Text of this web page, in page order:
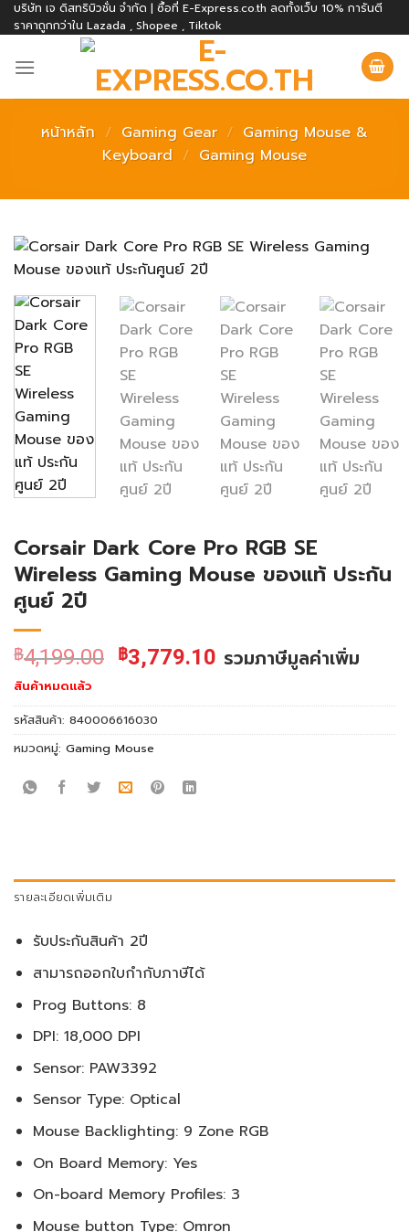
Skip
to
content
บริษัท เจ ดิสทริบิวชั่น จำกัด | ซื้อที่ E-Express.co.th ลดทั้งเว็บ 10% การันตี
ราคาถูกกว่าใน Lazada , Shopee , Tiktok
หน้าหลัก / Gaming Gear / Gaming Mouse &
Keyboard / Gaming Mouse
Corsair Dark Core Pro RGB SE
Wireless Gaming Mouse ของแท้ ประกัน
ศูนย์ 2ปี
฿4,199.00 ฿3,779.10 รวมภาษีมูลค่าเพิ่ม
สินค้าหมดแล้ว
รหัสสินค้า: 840006616030
หมวดหมู่: Gaming Mouse
รายละเอียดเพิ่มเติม
รับประกันสินค้า 2ปี
สามารถออกใบกำกับภาษีได้
Prog Buttons: 8
DPI: 18,000 DPI
Sensor: PAW3392
Sensor Type: Optical
Mouse Backlighting: 9 Zone RGB
On Board Memory: Yes
On-board Memory Profiles: 3
Mouse button Type: Omron